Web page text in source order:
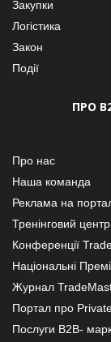
Закупки
Логістика
Закон
Події
ПРО
Про нас
Наша команда
Реклама на
Тренінговий центр
Конференції
Національні
Журнал
Портал про
Послуги В2В-